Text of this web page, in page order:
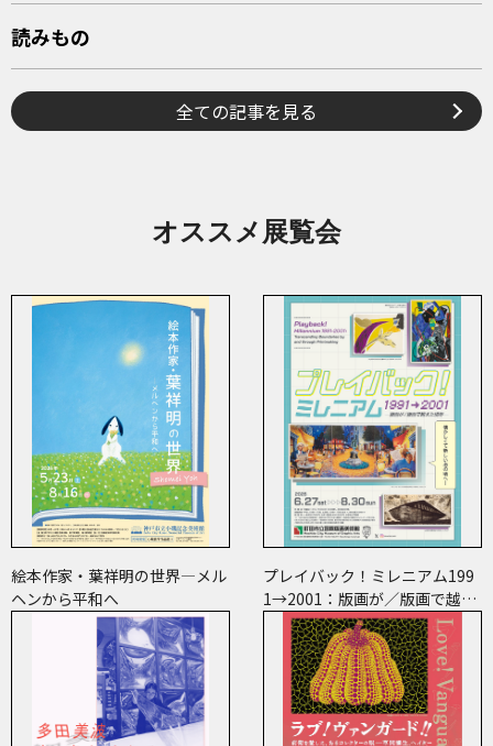
読みもの
全ての記事を見る
オススメ展覧会
絵本作家・葉祥明の世界―メル
ヘンから平和へ
プレイバック！ミレニアム199
1→2001：版画が／版画で越え
た境界